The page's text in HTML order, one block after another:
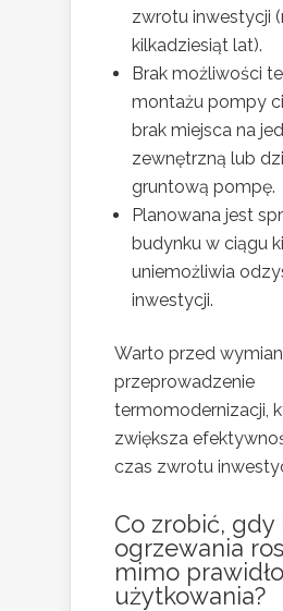
zwrotu inwestycji
kilkadziesiąt lat).
Brak możliwości
montażu pompy
brak miejsca na
zewnętrzną lub
gruntową pompę.
Planowana jest
budynku w ciągu
uniemożliwia
inwestycji.
Warto przed
przeprowadzenie
termomodernizacji,
zwiększa
czas zwrotu
Co zrobić, gdy
ogrzewania
mimo
użytkowania?